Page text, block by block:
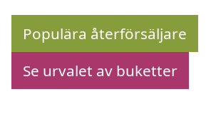
Populära återförsäljare
Se urvalet av buketter